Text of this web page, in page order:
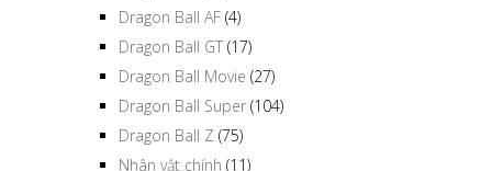
Dragon Ball AF (4)
Dragon Ball GT (17)
Dragon Ball Movie (27)
Dragon Ball Super (104)
Dragon Ball Z (75)
Nhân vật chính (11)